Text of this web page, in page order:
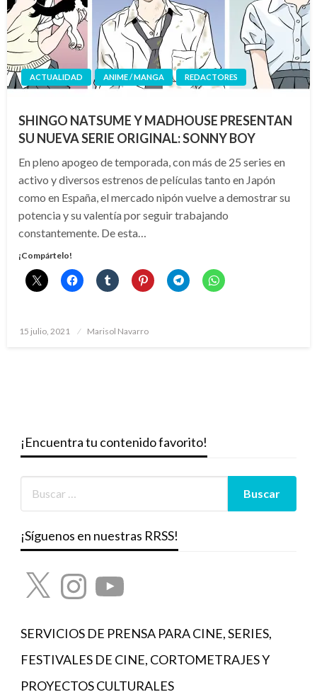
ACTUALIDAD ANIME / MANGA REDACTORES
SHINGO NATSUME Y MADHOUSE PRESENTAN
SU NUEVA SERIE ORIGINAL: SONNY BOY
En pleno apogeo de temporada, con más de 25 series en
activo y diversos estrenos de películas tanto en Japón
como en España, el mercado nipón vuelve a demostrar su
potencia y su valentía por seguir trabajando
constantemente. De esta…
¡Compártelo!
Publicado
15 julio, 2021 Marisol Navarro
¡Encuentra tu contenido favorito!
¡Síguenos en nuestras RRSS!
X InstagramYouTube
SERVICIOS DE PRENSA PARA CINE, SERIES,
FESTIVALES DE CINE, CORTOMETRAJES Y
PROYECTOS CULTURALES